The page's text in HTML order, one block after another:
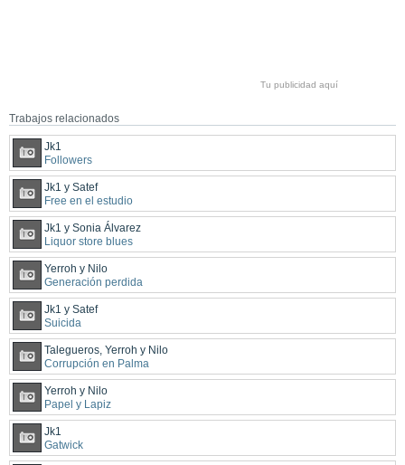
Tu publicidad aquí
Trabajos relacionados
Jk1
Followers
Jk1 y Satef
Free en el estudio
Jk1 y Sonia Álvarez
Liquor store blues
Yerroh y Nilo
Generación perdida
Jk1 y Satef
Suicida
Talegueros, Yerroh y Nilo
Corrupción en Palma
Yerroh y Nilo
Papel y Lapiz
Jk1
Gatwick